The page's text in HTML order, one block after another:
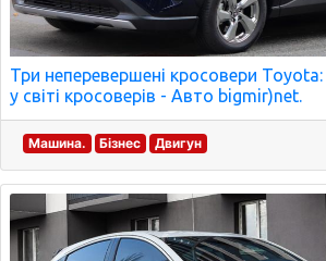
Три неперевершені кросовери
у світі кросоверів - Авто bigmir)net.
Машина. Бізнес Двигун